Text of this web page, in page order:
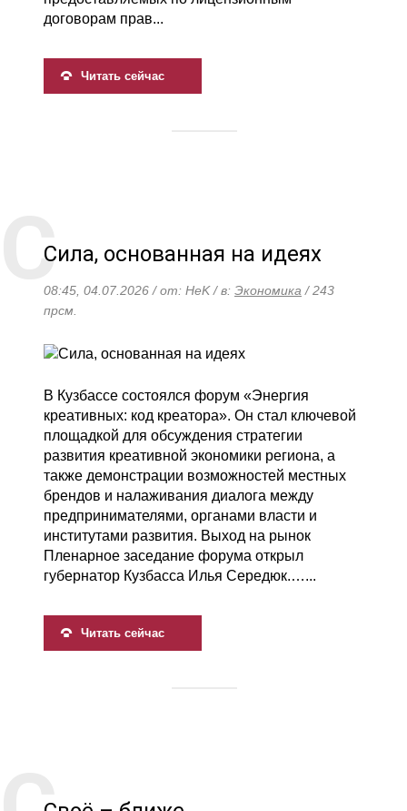
договорам прав...
Читать сейчас
Сила, основанная на идеях
08:45, 04.07.2026 / от: HeK / в: Экономика / 243
прсм.
В Кузбассе состоялся форум «Энергия
креативных: код креатора». Он стал ключевой
площадкой для обсуждения стратегии
развития креативной экономики региона, а
также демонстрации возможностей местных
брендов и налаживания диалога между
предпринимателями, органами власти и
институтами развития. Выход на рынок
Пленарное заседание форума открыл
губернатор Кузбасса Илья Середюк.…...
Читать сейчас